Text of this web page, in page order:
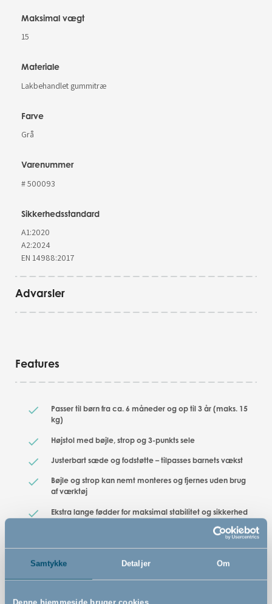
Samtykke Detaljer Om
Maksimal vægt
15
Materiale
Lakbehandlet gummitræ
Farve
Grå
Varenummer
# 500093
Sikkerhedsstandard
A1:2020
A2:2024
EN 14988:2017
Advarsler
Features
Passer til børn fra ca. 6 måneder og op til 3 år (maks. 15
kg)
Højstol med bøjle, strop og 3-punkts sele
Justerbart sæde og fodstøtte – tilpasses barnets vækst
Bøjle og strop kan nemt monteres og fjernes uden brug
af værktøj
Ekstra lange fødder for maksimal stabilitet og sikkerhed
Kan suppleres med DanTray-bakkebord i matchende
Passer til børn fra ca. 6 måneder og op til 3 år (maks. 15